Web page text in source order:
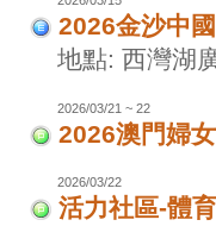
2026金沙中
地點: 西灣湖
2026/03/21 ~ 22
2026澳門婦
2026/03/22
活力社區-體